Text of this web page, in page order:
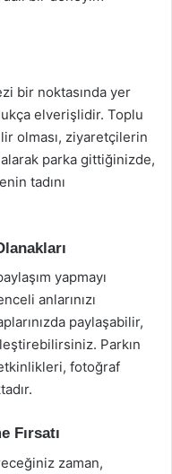
bir noktasında yer
elverişlidir. Toplu
olması, ziyaretçilerin
parka gittiğinizde,
tadını
yapmayı
anlarınızı
paylaşabilir,
Parkın
fotoğraf
Fırsatı
zaman,